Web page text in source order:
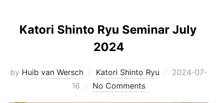
Katori Shinto Ryu Seminar July
2024
by Huib van Wersch Katori Shinto Ryu
Posted
2024-07-
16
No Comments